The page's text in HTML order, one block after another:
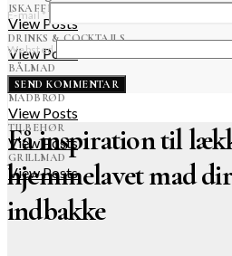
ISKAFFE
View Posts
DRINKS & COCKTAILS
View Posts
BÅLMAD
View Posts
MADBRØD
View Posts
TILBEHØR
View Posts
GRILLMAD
View Posts
E-mail*
Websted
Få inspiration til
hjemmelavet mad
indbakke